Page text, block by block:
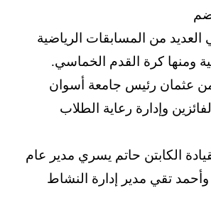
العديد من المسابقات الرياضية
ومنها كرة القدم الخماسي.
عثمان رئيس جامعة أسوان
وإدارة رعاية الطلاب
الكابتن حاتم يسري مدير عام
وأحمد تقي مدير إدارة النشاط